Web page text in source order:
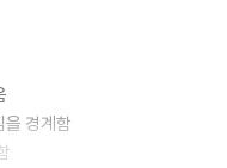
을 경계함